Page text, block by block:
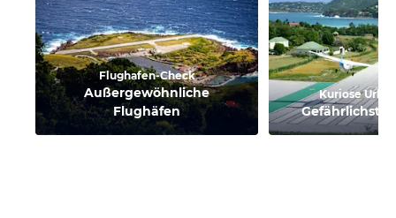
Flughafen-Check
Außergewöhnliche
Flughäfen
Kuriose
Gefährlichste